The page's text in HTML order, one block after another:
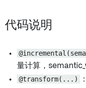
代码说明
量计算，
@transform(...)